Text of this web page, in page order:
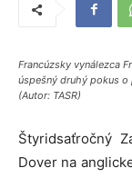
Francúzsky vynálezca
úspešný druhý pokus
(Autor: TASR)
Štyridsaťročný
Dover na